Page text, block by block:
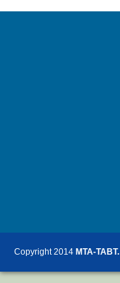
Copyright 2014 MTA-TABT.